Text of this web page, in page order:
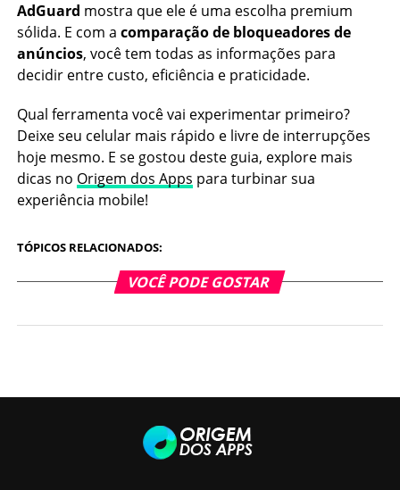
AdGuard mostra que ele é uma escolha premium
sólida. E com a comparação de bloqueadores de
anúncios, você tem todas as informações para
decidir entre custo, eficiência e praticidade.
Qual ferramenta você vai experimentar primeiro?
Deixe seu celular mais rápido e livre de interrupções
hoje mesmo. E se gostou deste guia, explore mais
dicas no Origem dos Apps para turbinar sua
experiência mobile!
TÓPICOS RELACIONADOS:
VOCÊ PODE GOSTAR